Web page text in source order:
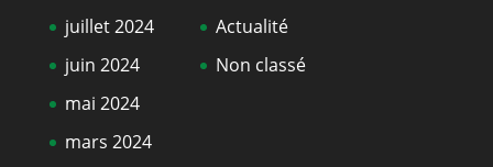
juillet 2024
juin 2024
mai 2024
mars 2024
Actualité
Non classé